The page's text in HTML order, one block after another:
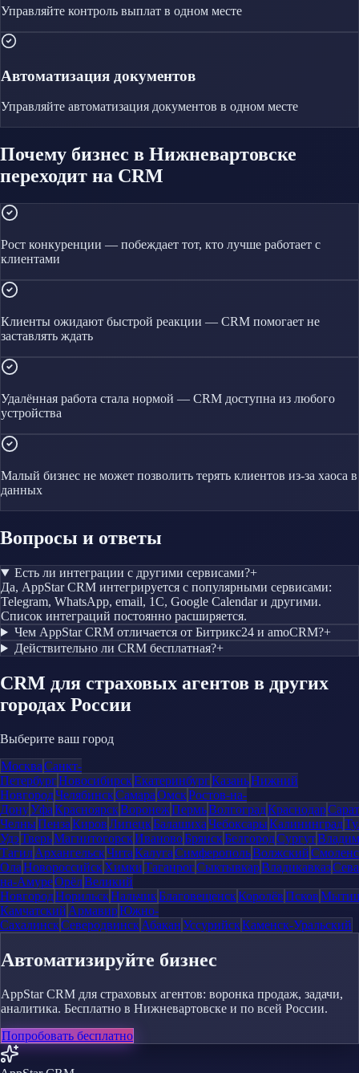
Управляйте контроль выплат в одном месте
Автоматизация документов
Управляйте автоматизация документов в одном месте
Почему бизнес в Нижневартовске
переходит на CRM
Рост конкуренции — побеждает тот, кто лучше работает с
клиентами
Клиенты ожидают быстрой реакции — CRM помогает не
заставлять ждать
Удалённая работа стала нормой — CRM доступна из любого
устройства
Малый бизнес не может позволить терять клиентов из-за хаоса в
данных
Вопросы и ответы
Есть ли интеграции с другими сервисами?+
Да, AppStar CRM интегрируется с популярными сервисами:
Telegram, WhatsApp, email, 1С, Google Calendar и другими.
Список интеграций постоянно расширяется.
Чем AppStar CRM отличается от Битрикс24 и amoCRM?+
Действительно ли CRM бесплатная?+
CRM для страховых агентов в других
городах России
Выберите ваш город
МоскваСанкт-
ПетербургНовосибирскЕкатеринбургКазаньНижний
НовгородЧелябинскСамараОмскРостов-на-
ДонуУфаКрасноярскВоронежПермьВолгоградКраснодар
ЧелныПензаКировЛипецкБалашихаЧебоксарыКалининград
УдэТверьМагнитогорскИвановоБрянскБелгородСургут
ТагилАрхангельскЧитаКалугаСимферопольВолжский
ОлаНовороссийскХимкиТаганрогСыктывкарВладикавказ
на-АмуреОрёлВеликий
НовгородНорильскНальчикБлаговещенскКоролёвПсков
Камчатский АрмавирЮжно-
СахалинскСеверодвинскАбаканУссурийскКаменск-Уральский
Автоматизируйте бизнес
AppStar CRM для страховых агентов: воронка продаж, задачи,
аналитика. Бесплатно в Нижневартовске и по всей России.
Попробовать бесплатно